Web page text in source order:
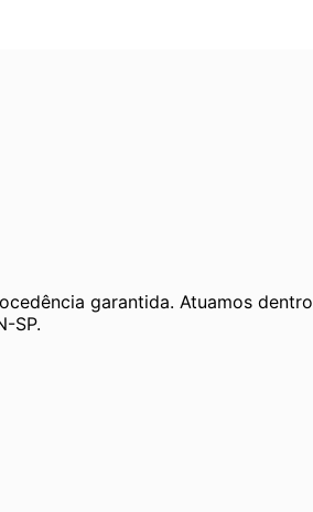
garantida. Atuamos dentro
SP.